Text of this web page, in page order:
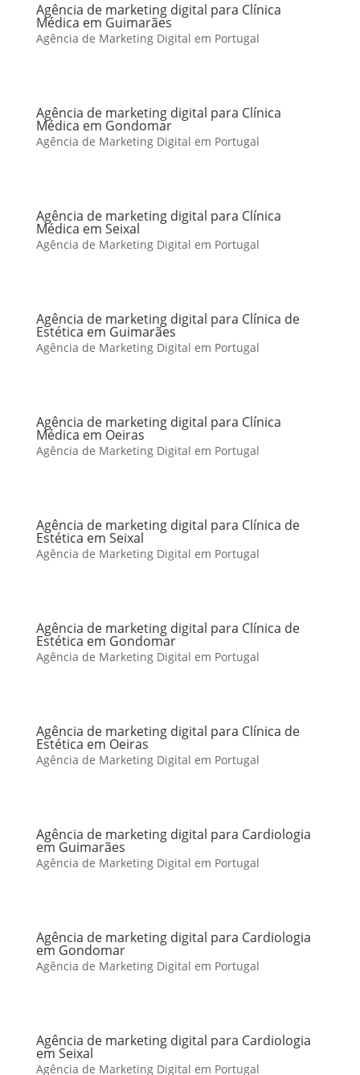
Agência de marketing digital para Clínica
Médica em Guimarães
Agência de Marketing Digital em Portugal
Agência de marketing digital para Clínica
Médica em Gondomar
Agência de Marketing Digital em Portugal
Agência de marketing digital para Clínica
Médica em Seixal
Agência de Marketing Digital em Portugal
Agência de marketing digital para Clínica de
Estética em Guimarães
Agência de Marketing Digital em Portugal
Agência de marketing digital para Clínica
Médica em Oeiras
Agência de Marketing Digital em Portugal
Agência de marketing digital para Clínica de
Estética em Seixal
Agência de Marketing Digital em Portugal
Agência de marketing digital para Clínica de
Estética em Gondomar
Agência de Marketing Digital em Portugal
Agência de marketing digital para Clínica de
Estética em Oeiras
Agência de Marketing Digital em Portugal
Agência de marketing digital para Cardiologia
em Guimarães
Agência de Marketing Digital em Portugal
Agência de marketing digital para Cardiologia
em Gondomar
Agência de Marketing Digital em Portugal
Agência de marketing digital para Cardiologia
em Seixal
Agência de Marketing Digital em Portugal